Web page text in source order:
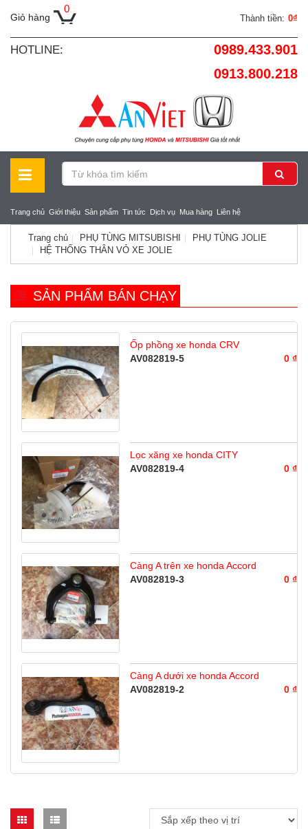
Giỏ hàng
0
Thành tiền: 0₫
HOTLINE:
0989.433.901
0913.800.218
Trang chủ Giới thiệu Sản phẩm Tin tức Dịch vụ Mua hàng Liên hệ
Trang chủ PHỤ TÙNG MITSUBISHI
PHỤ TÙNG JOLIE
HỆ THỐNG THÂN VỎ XE JOLIE
SẢN PHẨM BÁN CHẠY
Ốp phồng xe honda CRV
AV082819-5
0 ₫
Lọc xăng xe honda CITY
AV082819-4
0 ₫
Càng A trên xe honda Accord
AV082819-3
0 ₫
Càng A dưới xe honda Accord
AV082819-2
0 ₫